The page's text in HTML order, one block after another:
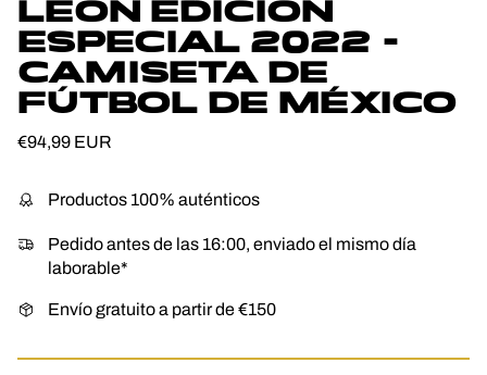
LEÓN EDICIÓN
ESPECIAL 2022 -
CAMISETA DE
FÚTBOL DE MÉXICO
Precio normal
€94,99 EUR
Productos 100% auténticos
Pedido antes de las 16:00, enviado el mismo día
laborable*
Envío gratuito a partir de €150